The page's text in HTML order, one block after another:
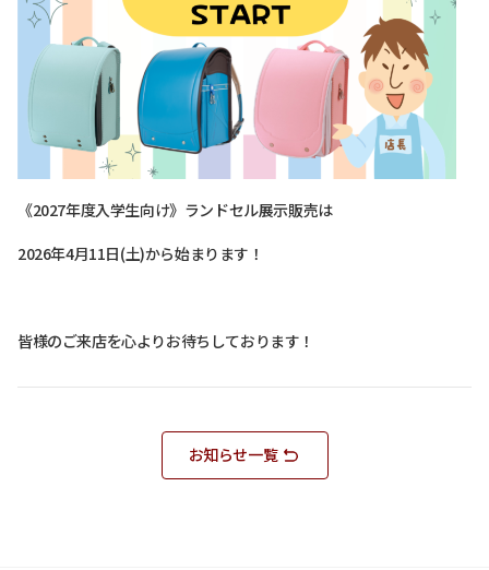
《2027年度入学生向け》ランドセル展示販売は
2026年4月11日(土)から始まります！
皆様のご来店を心よりお待ちしております！
お知らせ一覧